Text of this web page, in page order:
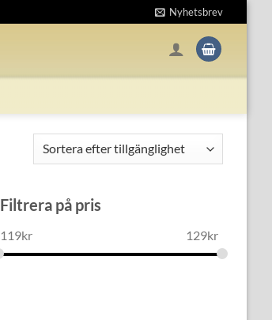
Nyhetsbrev
Filtrera på pris
119kr 129kr